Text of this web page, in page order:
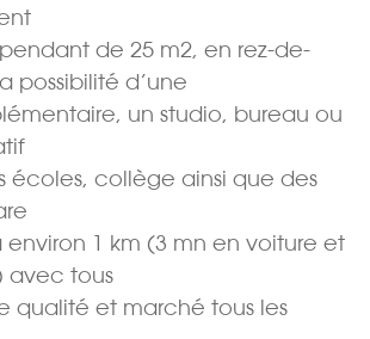
de 25 m2, en rez-de-
possibilité d’une
un studio, bureau ou
écoles, collège ainsi que des
1 km (3 mn en voiture et
avec tous
qualité et marché tous les